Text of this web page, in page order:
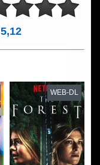
5,12
WEB-DL